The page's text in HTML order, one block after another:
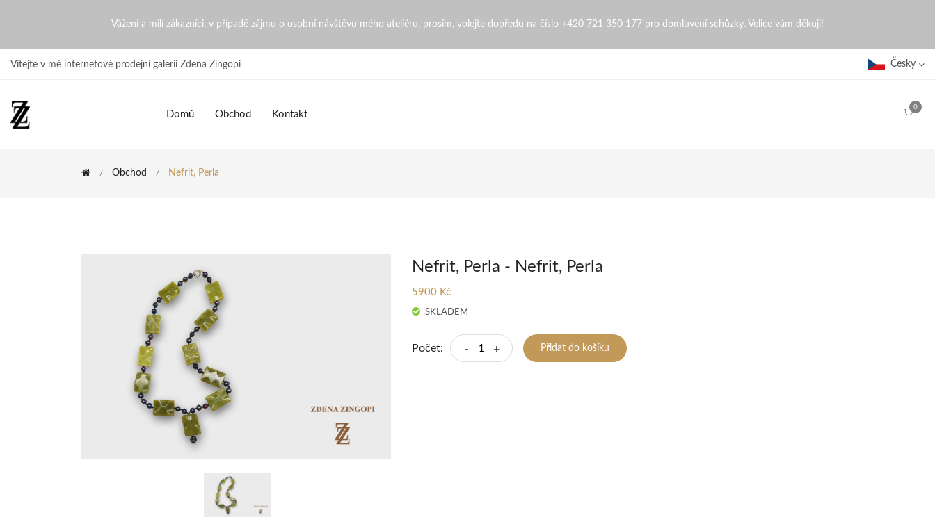
Nefrit, Perla | ZdenaZingopi
Vážení a milí zákazníci, v případě zájmu o osobní návštěvu mého ateliéru, prosím, volejte dopředu na číslo +420 721 350 177 pro domluvení schůzky. Velice vám děkuji!
Vítejte v mé internetové prodejní galerii Zdena Zingopi Česky
Domů Obchod Kontakt
0
Obchod Nefrit, Perla
Nefrit, Perla - Nefrit, Perla
5900 Kč
SKLADEM
Počet: - + Přidat do košíku